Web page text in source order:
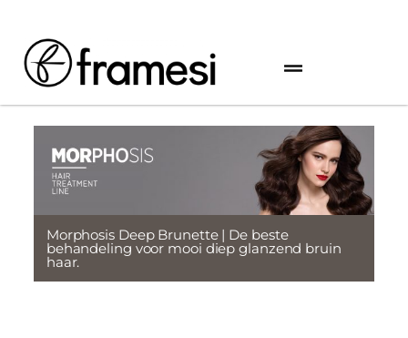
Morphosis Deep Brunette | De beste
behandeling voor mooi diep glanzend bruin
haar.